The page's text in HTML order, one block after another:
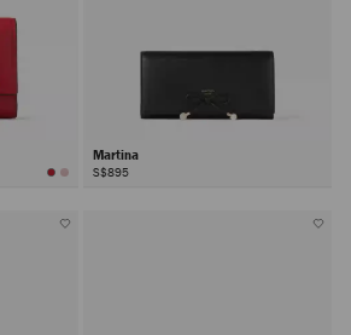
Martina
S$895